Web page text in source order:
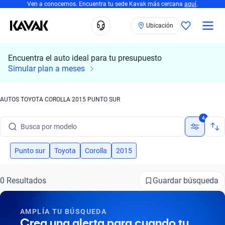
Ven a conocernos. Encuentra tu sede Kavak más cercana aquí.
Ubicación
Encuentra el auto ideal para tu presupuesto
Simular plan a meses
AUTOS TOYOTA COROLLA 2015 PUNTO SUR
Busca por modelo
Busca por versión
Busca por marca
Busca por modelo
4
Punto sur Toyota Corolla 2015
0 Resultados Guardar búsqueda
AMPLÍA TU BÚSQUEDA